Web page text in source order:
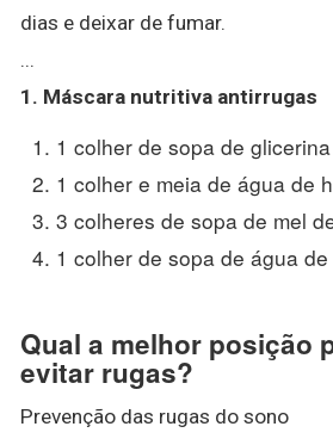
dias e deixar de fumar.
...
1. Máscara nutritiva antirrugas
1 colher de sopa de
1 colher e meia de água de
3 colheres de sopa de mel
1 colher de sopa de água
Qual a melhor posição
evitar rugas?
Prevenção das rugas do sono